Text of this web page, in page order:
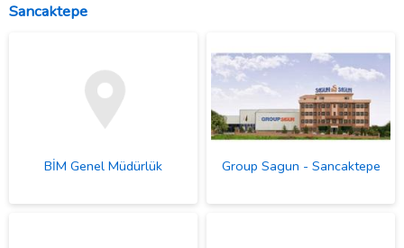
Sancaktepe
BİM Genel Müdürlük Group Sagun - Sancaktepe